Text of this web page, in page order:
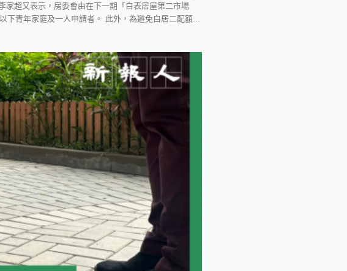
家超又表示，房委會由在下一期「白表居屋第二市場
下青年家庭及一人申請者。 此外，為避免白居二配額...